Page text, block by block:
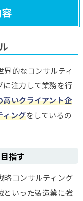
界的なコンサルティ
に注力して業務を行
高いクライアント企
ィングをしているの
指す
略コンサルティング
といった製造業に強